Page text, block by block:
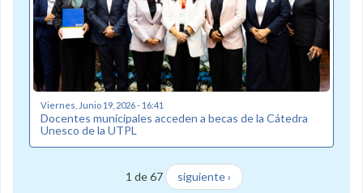
Viernes, Junio 19, 2026 - 16:41
Docentes municipales acceden a becas de la Cátedra
Unesco de la UTPL
1 de 67 siguiente ›